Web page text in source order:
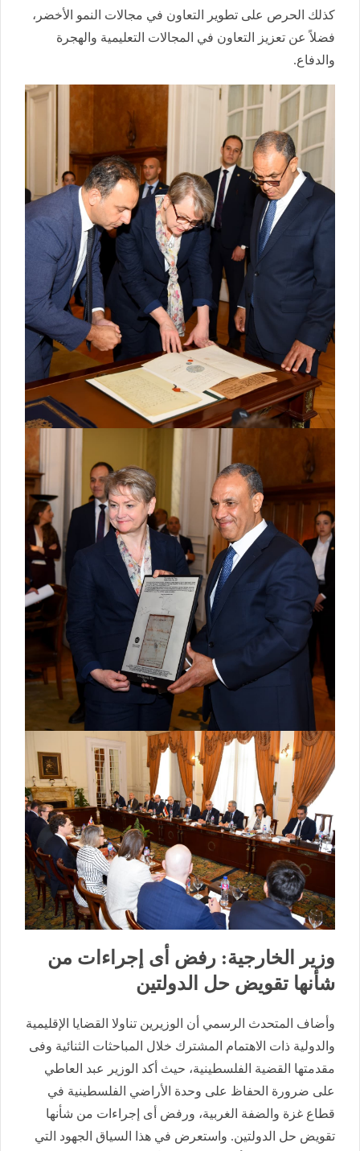
كذلك الحرص على تطوير التعاون في مجالات النمو الأخضر،
فضلاً عن تعزيز التعاون في المجالات التعليمية والهجرة
والدفاع.
وزير الخارجية: رفض أى إجراءات من
شأنها تقويض حل الدولتين
وأضاف المتحدث الرسمي أن الوزيرين تناولا القضايا الإقليمية
والدولية ذات الاهتمام المشترك خلال المباحثات الثنائية وفى
مقدمتها القضية الفلسطينية، حيث أكد الوزير عبد العاطي
على ضرورة الحفاظ على وحدة الأراضي الفلسطينية في
قطاع غزة والضفة الغربية، ورفض أى إجراءات من شأنها
تقويض حل الدولتين. واستعرض في هذا السياق الجهود التي